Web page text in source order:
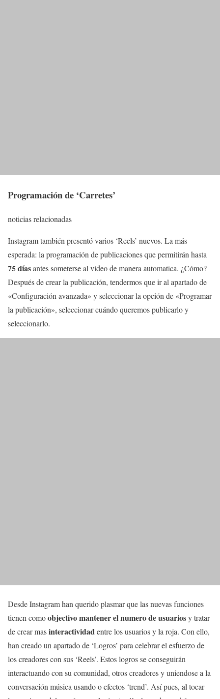
Programación de ‘Carretes’
noticias relacionadas
Instagram también presentó varios ‘Reels’ nuevos. La más
esperada: la programación de publicaciones que permitirán hasta
75 díasantes someterse al video de manera automatica. ¿Cómo?
Después de crear la publicación, tendermos que ir al apartado de
«Configuración avanzada» y seleccionar la opción de «Programar
la publicación», seleccionar cuándo queremos publicarlo y
seleccionarlo.
Desde Instagram han querido plasmar que las nuevas funciones
tienen comoobjectivo mantener el numero de usuariosy tratar
de crear masinteractividadentre los usuarios y la roja. Con ello,
han creado un apartado de ‘Logros’ para celebrar el esfuerzo de
los creadores con sus ‘Reels’. Estos logros se conseguirán
interactuando con su comunidad, otros creadores y uniendose a la
conversación música usando o efectos ‘trend’. Así pues, al tocar